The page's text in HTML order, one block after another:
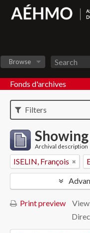
Browse
Fonds d'archives
Filters
Archival description
ISELIN, François
Print preview